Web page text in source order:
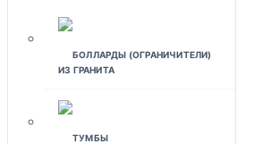
БОЛЛАРДЫ (ОГРАНИЧИТЕЛИ)
ИЗ ГРАНИТА
ТУМБЫ